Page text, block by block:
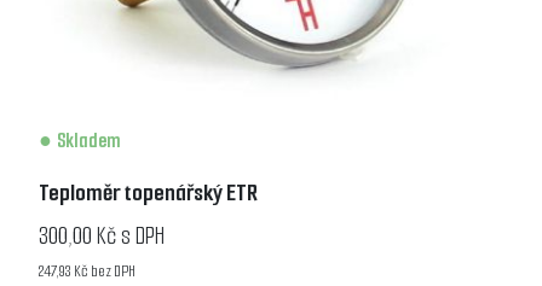
Skladem
Teploměr topenářský ETR
300,00 Kč s DPH
247,93 Kč bez DPH